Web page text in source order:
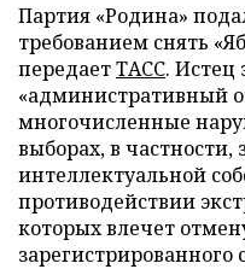
Партия «Родина»
требованием снять
передаетТАСС. Истец
«административный
многочисленные
выборах, в частности,
интеллектуальной
противодействии
которых влечет
зарегистрированного